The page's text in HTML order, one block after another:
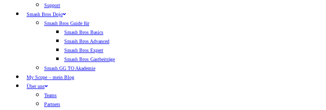
Support
Smash Bros Dojo
Smash Bros Guide für
Smash Bros Basics
Smash Bros Advanced
Smash Bros Expert
Smash Bros Gastbeiträge
Smash.GG TO Akademie
My Scope – mein Blog
Über uns
Teams
Partners